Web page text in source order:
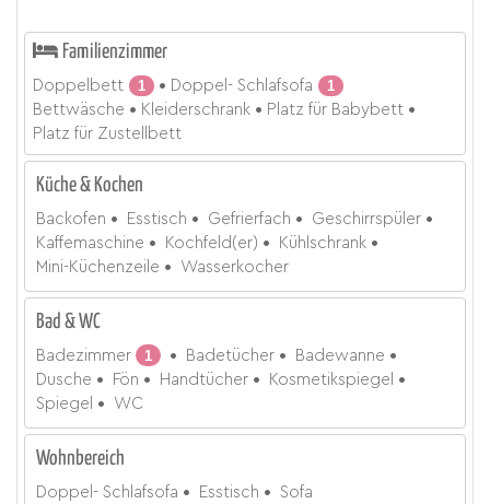
Familienzimmer
Doppelbett 1 Doppel- Schlafsofa
1
Bettwäsche
Kleiderschrank
Platz für Babybett
Platz für Zustellbett
Küche & Kochen
Backofen Esstisch Gefrierfach
Geschirrspüler
Kaffemaschine
Kochfeld(er)
Kühlschrank
Mini-Küchenzeile
Wasserkocher
Bad & WC
Badezimmer 1 Badetücher
Badewanne
Dusche
Fön Handtücher
Kosmetikspiegel
Spiegel
WC
Wohnbereich
Doppel- Schlafsofa Esstisch Sofa